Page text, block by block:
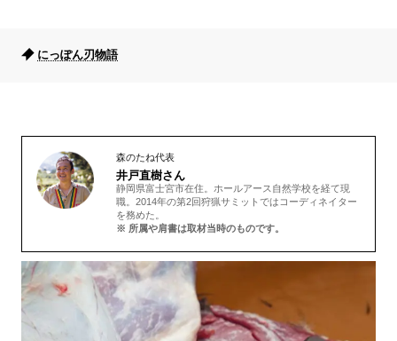
にっぽん刃物語
森のたね代表
井戸直樹さん
静岡県富士宮市在住。ホールアース自然学校を経て現
職。2014年の第2回狩猟サミットではコーディネイター
を務めた。
※ 所属や肩書は取材当時のものです。